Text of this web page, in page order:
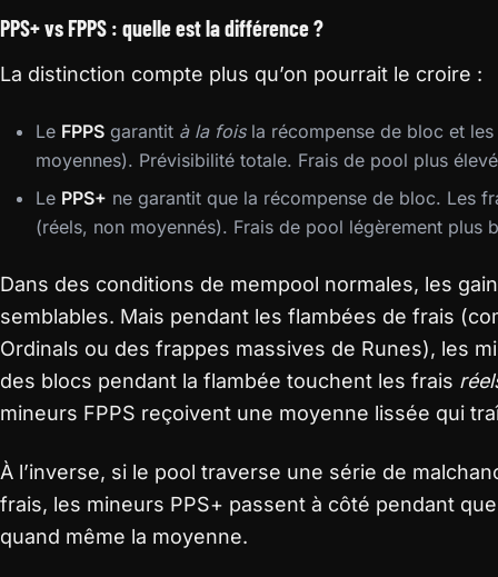
PPS+ vs FPPS : quelle est la différence ?
La distinction compte plus qu’on pourrait le croire :
Le FPPS garantit à la foisla récompense de bloc et
moyennes). Prévisibilité totale. Frais de pool plus
Le PPS+ ne garantit que la récompense de bloc. Les
(réels, non moyennés). Frais de pool légèrement plus
Dans des conditions de mempool normales, les
semblables. Mais pendant les flambées de frais
Ordinals ou des frappes massives de Runes), les
des blocs pendant la flambée touchent les frais
mineurs FPPS reçoivent une moyenne lissée qui
À l’inverse, si le pool traverse une série de
frais, les mineurs PPS+ passent à côté pendant
quand même la moyenne.